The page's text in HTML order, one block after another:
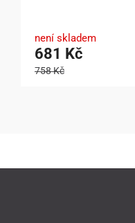
není skladem
681 Kč
758 Kč